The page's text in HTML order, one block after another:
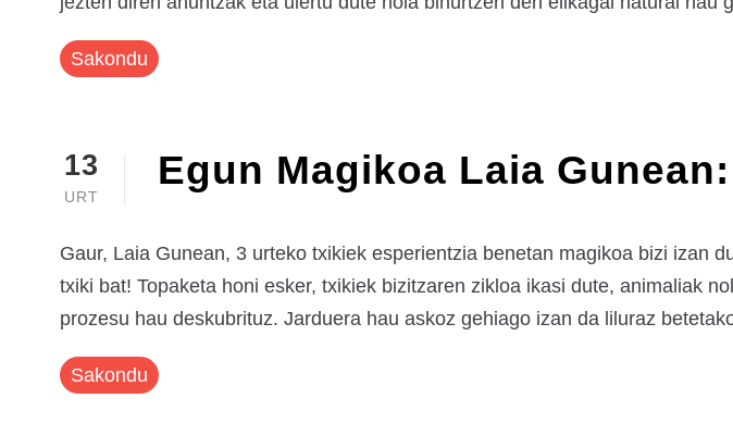
Sakondu
13
URT
Egun Magikoa Laia
Gaur, Laia Gunean, 3 urteko txikiek esperientzia benetan magikoa bizi izan
txiki bat! Topaketa honi esker, txikiek bizitzaren zikloa ikasi dute, animaliak
prozesu hau deskubrituz. Jarduera hau askoz gehiago izan da liluraz
Sakondu